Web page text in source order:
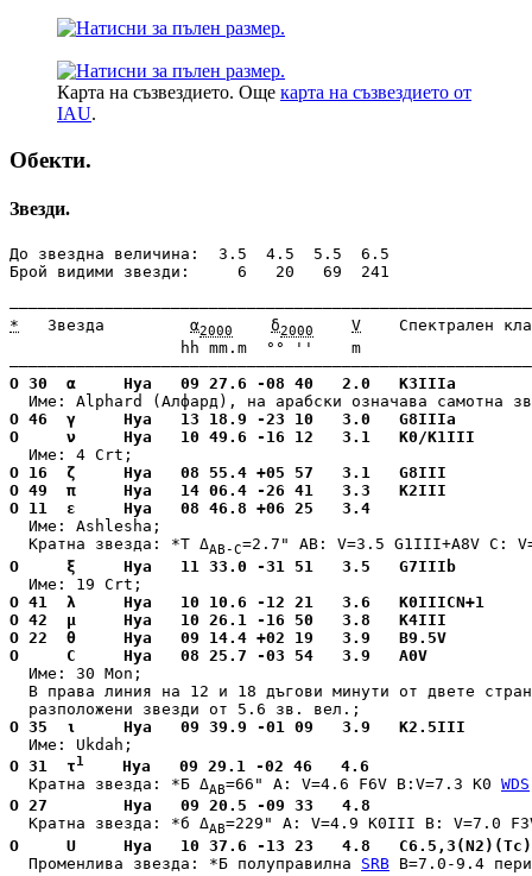
Карта на съзвездието. Още карта на съзвездието от
IAU.
Обекти.
Звезди.
До звездна величина:  3.5  4.5  5.5  6.5
Брой видими звезди:     6   20   69  241
*
   Звезда
α2000 δ2000 V
Спектрален
hh mm.m  °° ''
О 30  α     Hya   09 27.6 -08 40   2.0
О 46  γ     Hya   13 18.9 -23 10   3.0
О     ν     Hya   10 49.6 -16 12   3.1   K0/
О 16  ζ     Hya   08 55.4 +05 57   3.1
О 49  π     Hya   14 06.4 -26 41   3.3
О 11  ε     Hya   08 46.8 +06 25
  Име: Ashlesha;
  Кратна звезда:
*Т ΔAВ-C=2.7" AВ: V=3.5 G1III+A8V C:
О     ξ     Hya   11 33.0 -31 51   3.5
О 41  λ     Hya   10 10.6 -12 21   3.6
О 42  μ     Hya   10 26.1 -16 50   3.8
О 22  θ     Hya   09 14.4 +02 19   3.9
О     C     Hya   08 25.7 -03 54   3.9
  Име: 30 Mon;
В права линия на 12 и 18 дъгови минути от двете
О 35  ι     Hya   09 39.9 -01 09   3.9
О 31  τ1
Hya   09 29.1 -02 46
  Кратна звезда:
*Б ΔAB=66" A: V=4.6 F6V B:V=7.3 K0 WDS
О 27        Hya   09 20.5 -09 33
  Кратна звезда:
*б ΔAB=229" A: V=4.9 K0III B: V=7.0
О     U     Hya   10 37.6 -13 23   4.8
  Променлива звезда:
*Б полуправилна SRB B=7.0-9.4